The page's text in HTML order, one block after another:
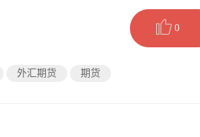
0
外汇期货 期货